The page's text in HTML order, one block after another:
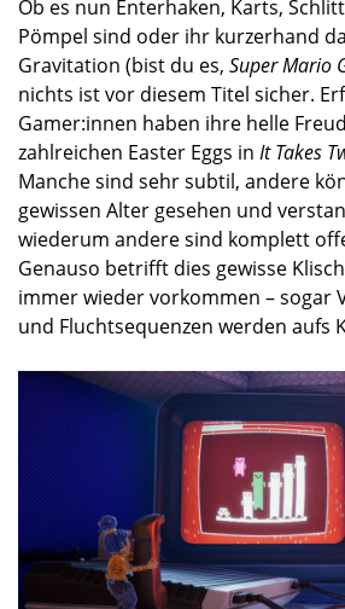
Ob es nun Enterhaken, Karts,
Pömpel sind oder ihr kurzerhand
Gravitation (bist du es, Super Mario
nichts ist vor diesem Titel sicher.
Gamer:innen haben ihre helle
zahlreichen Easter Eggs in It Takes
Manche sind sehr subtil, andere
gewissen Alter gesehen und
wiederum andere sind komplett
Genauso betrifft dies gewisse
immer wieder vorkommen – sogar
und Fluchtsequenzen werden aufs